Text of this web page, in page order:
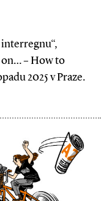
interregnu“,
on… – How to
2025 v Praze.